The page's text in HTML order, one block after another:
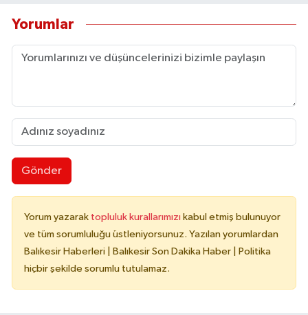
Yorumlar
Gönder
Yorum yazarak topluluk kurallarımızı kabul etmiş bulunuyor
ve tüm sorumluluğu üstleniyorsunuz. Yazılan yorumlardan
Balıkesir Haberleri | Balıkesir Son Dakika Haber | Politika
hiçbir şekilde sorumlu tutulamaz.